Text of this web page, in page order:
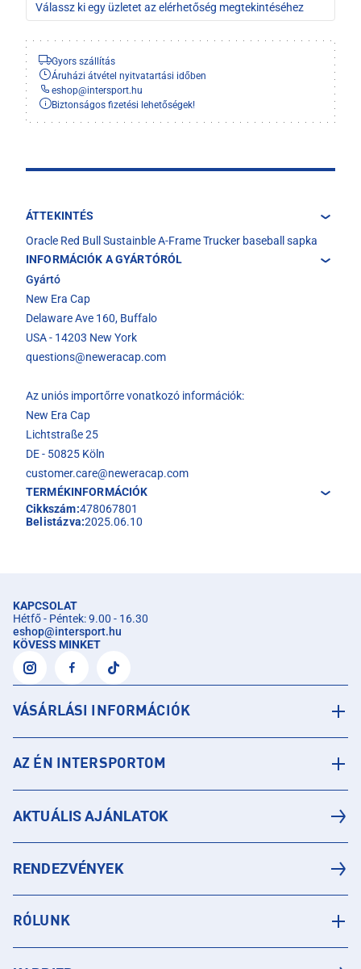
Válassz ki egy üzletet az elérhetőség megtekintéséhez
Gyors szállítás
Áruházi átvétel nyitvatartási időben
eshop@intersport.hu
Biztonságos fizetési lehetőségek!
ÁTTEKINTÉS
Oracle Red Bull Sustainble A-Frame Trucker baseball sapka
INFORMÁCIÓK A GYÁRTÓRÓL
Gyártó
New Era Cap
Delaware Ave 160, Buffalo
USA - 14203 New York
questions@neweracap.com
Az uniós importőrre vonatkozó információk:
New Era Cap
Lichtstraße 25
DE - 50825 Köln
customer.care@neweracap.com
TERMÉKINFORMÁCIÓK
Cikkszám:478067801
Belistázva:2025.06.10
KAPCSOLAT
Hétfő - Péntek: 9.00 - 16.30
eshop@intersport.hu
KÖVESS MINKET
VÁSÁRLÁSI INFORMÁCIÓK
AZ ÉN INTERSPORTOM
AKTUÁLIS AJÁNLATOK
RENDEZVÉNYEK
RÓLUNK